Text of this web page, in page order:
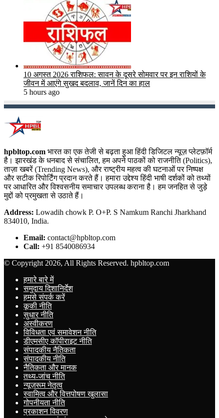
10 अगस्त 2026 राशिफल: सावन के दूसरे सोमवार पर इन राशियों के
जीवन में आएंगे सुखद बदलाव, जानें दिन का हाल
5 hours ago
hpbltop.com भारत का एक तेजी से बढ़ता हुआ हिंदी डिजिटल न्यूज़ प्लेटफ़ॉर्म
है। झारखंड के धनबाद से संचालित, हम अपने पाठकों को राजनीति (Politics),
ताज़ा खबरें (Trending News), और राष्ट्रीय महत्व की घटनाओं पर निष्पक्ष
और सटीक रिपोर्टिंग प्रदान करते हैं। हमारा उद्देश्य हिंदी भाषी दर्शकों को तथ्यों
पर आधारित और विश्वसनीय समाचार उपलब्ध कराना है। हम जनहित से जुड़े
मुद्दों को प्रमुखता से उठाते हैं।
Address: Lowadih chowk P. O+P. S Namkum Ranchi Jharkhand
834010, India.
Email: contact@hpbltop.com
Call: +91 8540086934
© Copyright 2026, All Rights Reserved. hpbltop.com
हमारे बारे में
समुदाय दिशानिर्देश
हमसे संपर्क करें
कूकी नीति
सुधार नीति
अस्वीकरण
विविधता एवं समावेशन नीति
डीएमसीए कॉपीराइट नीति
संपादकीय नैतिकता
संपादकीय नीति
नैतिकता और मानक
तथ्य-जांच नीति
न्यूज़रूम नेतृत्व
स्वामित्व और वित्तपोषण खुलासा
गोपनीयता नीति
प्रकाशन विवरण